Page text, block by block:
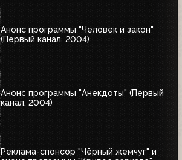
Анонс программы "Человек и закон"
(Первый канал, 2004)
Анонс программы "Анекдоты" (Первый
канал, 2004)
Реклама-спонсор "Чёрный жемчуг" и